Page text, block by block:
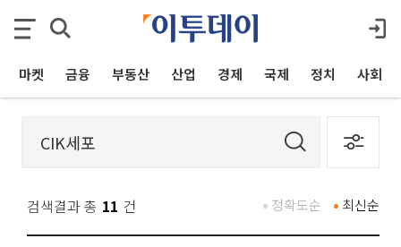
마켓 금융 부동산 산업 경제 국제 정치 사회
검색결과 총 11 건 최신순
정확도순